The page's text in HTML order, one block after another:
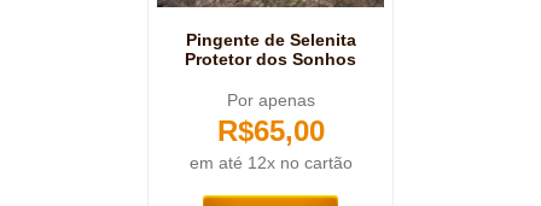
Pingente de Selenita
Protetor dos Sonhos
Por apenas
R$65,00
em até 12x no cartão